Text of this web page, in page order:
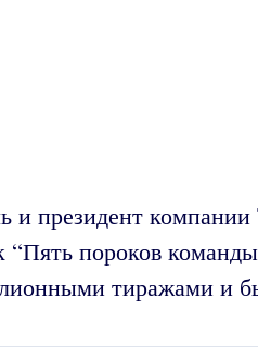
и президент
“Пять пороков
тиражами и